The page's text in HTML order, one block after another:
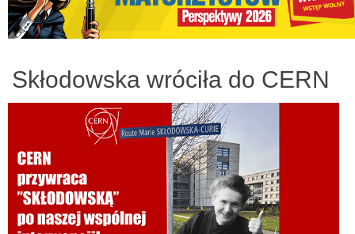
Skłodowska wróciła do CERN